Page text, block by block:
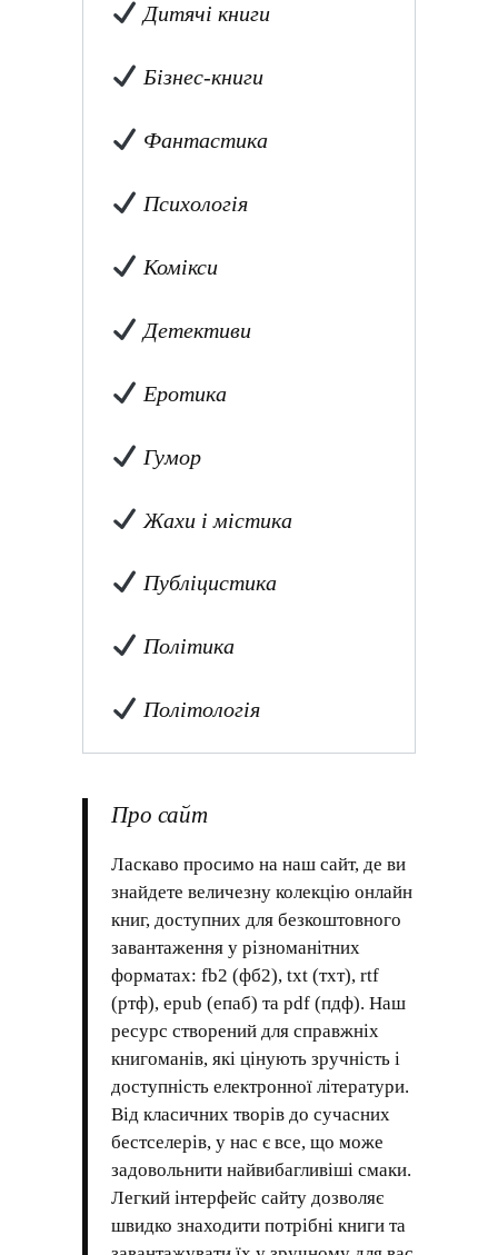
Дитячі книги
Бізнес-книги
Фантастика
Психологія
Комікси
Детективи
Еротика
Гумор
Жахи і містика
Публіцистика
Політика
Політологія
Про сайт
Ласкаво просимо на наш сайт, де ви
знайдете величезну колекцію онлайн
книг, доступних для безкоштовного
завантаження у різноманітних
форматах: fb2 (фб2), txt (тхт), rtf
(ртф), epub (епаб) та pdf (пдф). Наш
ресурс створений для справжніх
книгоманів, які цінують зручність і
доступність електронної літератури.
Від класичних творів до сучасних
бестселерів, у нас є все, що може
задовольнити найвибагливіші смаки.
Легкий інтерфейс сайту дозволяє
швидко знаходити потрібні книги та